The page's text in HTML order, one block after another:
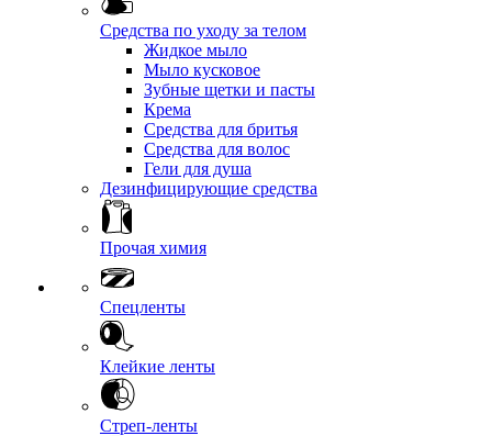
Средства по уходу за телом
Жидкое мыло
Мыло кусковое
Зубные щетки и пасты
Крема
Средства для бритья
Средства для волос
Гели для душа
Дезинфицирующие средства
Прочая химия
Спецленты
Клейкие ленты
Стреп-ленты